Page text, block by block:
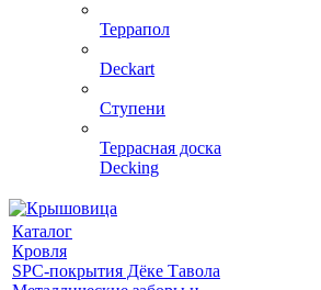
Террапол
Deckart
Ступени
Террасная доска
Decking
Каталог
Кровля
SPC-покрытия Дёке Тавола